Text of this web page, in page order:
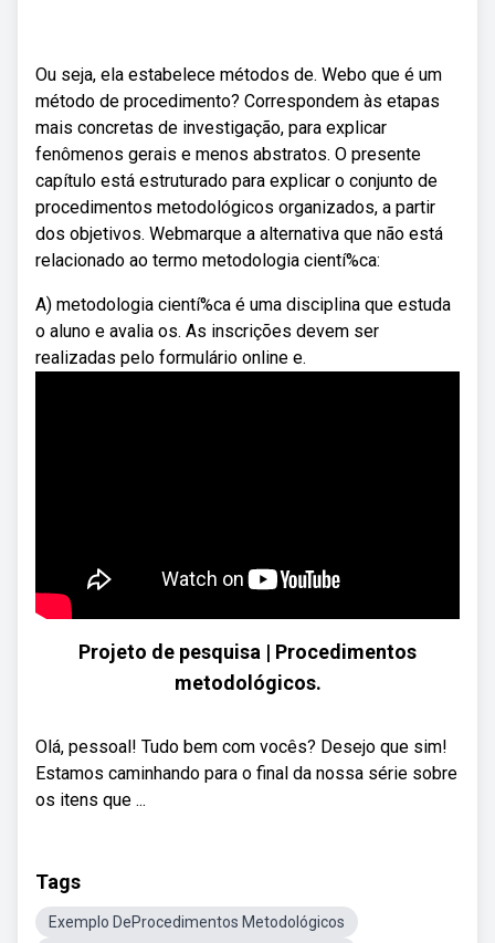
Ou seja, ela estabelece métodos de. Webo que é um
método de procedimento? Correspondem às etapas
mais concretas de investigação, para explicar
fenômenos gerais e menos abstratos. O presente
capítulo está estruturado para explicar o conjunto de
procedimentos metodológicos organizados, a partir
dos objetivos. Webmarque a alternativa que não está
relacionado ao termo metodologia cientí%ca:
A) metodologia cientí%ca é uma disciplina que estuda
o aluno e avalia os. As inscrições devem ser
realizadas pelo formulário online e.
Projeto de pesquisa | Procedimentos
metodológicos.
Olá, pessoal! Tudo bem com vocês? Desejo que sim!
Estamos caminhando para o final da nossa série sobre
os itens que ...
Tags
Exemplo DeProcedimentos Metodológicos